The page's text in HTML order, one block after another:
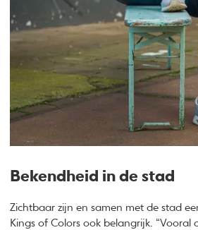
Bekendheid in de stad
Zichtbaar zijn en samen met de stad
Kings of Colors ook belangrijk. “Vooral